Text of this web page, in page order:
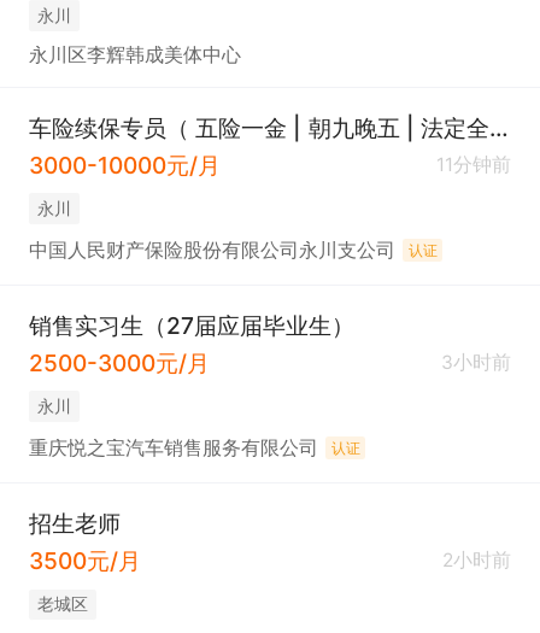
永川
永川区李辉韩成美体中心
车险续保专员（ 五险一金 | 朝九晚五 | 法定全休）
3000-10000元/月
11分钟前
永川
中国人民财产保险股份有限公司永川支公司 认证
销售实习生（27届应届毕业生）
2500-3000元/月
3小时前
永川
重庆悦之宝汽车销售服务有限公司 认证
招生老师
3500元/月
2小时前
老城区